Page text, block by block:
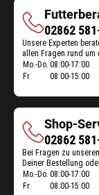
02862
Unsere Experten
allen Fragen rund um
Mo.-Do. 08:00-17:00
Fr.
08:00-15:00
Shop-
Shop-
Service
02862
Bei Fragen zu
Deiner Bestellung
Mo.-Do. 08:00-17:00
Fr.
08:00-15:00